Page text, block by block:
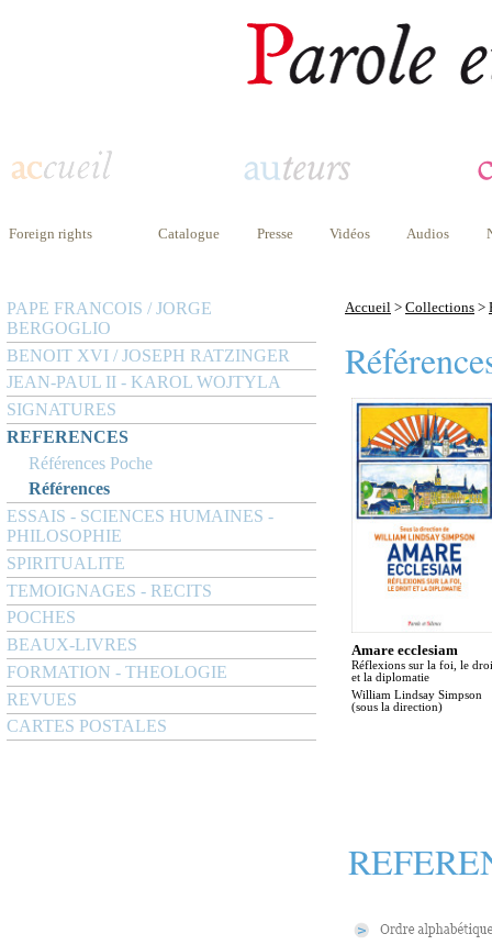
Foreign rights Catalogue Presse Vidéos Audios
PAPE FRANCOIS / JORGE
BERGOGLIO
BENOIT XVI / JOSEPH RATZINGER
JEAN-PAUL II - KAROL WOJTYLA
SIGNATURES
REFERENCES
Références Poche
Références
ESSAIS - SCIENCES HUMAINES -
PHILOSOPHIE
SPIRITUALITE
TEMOIGNAGES - RECITS
POCHES
BEAUX-LIVRES
FORMATION - THEOLOGIE
REVUES
CARTES POSTALES
Accueil > Collections >
Amare ecclesiam
Réflexions sur la foi, le
et la diplomatie
William Lindsay Simpson
(sous la direction)